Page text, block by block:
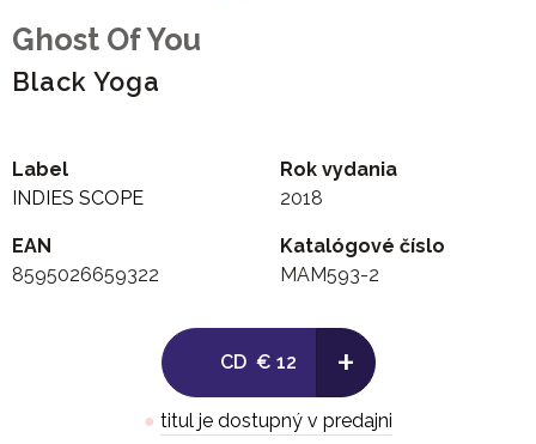
Ghost Of You
Black Yoga
Label
INDIES SCOPE
Rok vydania
2018
EAN
8595026659322
Katalógové číslo
MAM593-2
CD € 12 +
● titul je dostupný v predajni